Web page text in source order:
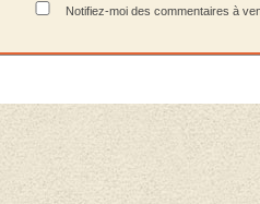
Notifiez-moi des commentaires à